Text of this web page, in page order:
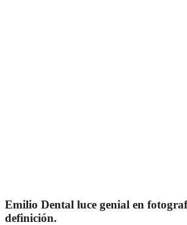
Emilio Dental luce genial en
definición.